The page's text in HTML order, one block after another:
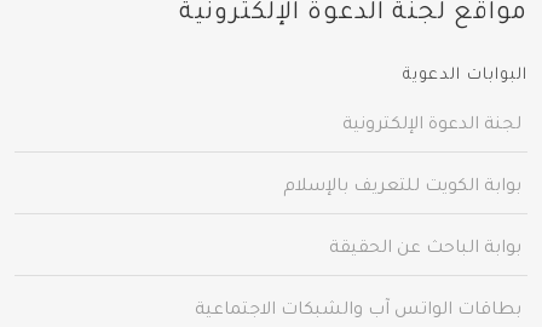
مواقع لجنة الدعوة الإلكترونية
البوابات الدعوية
لجنة الدعوة الإلكترونية
بوابة الكويت للتعريف بالإسلام
بوابة الباحث عن الحقيقة
بطاقات الواتس آب والشبكات الاجتماعية